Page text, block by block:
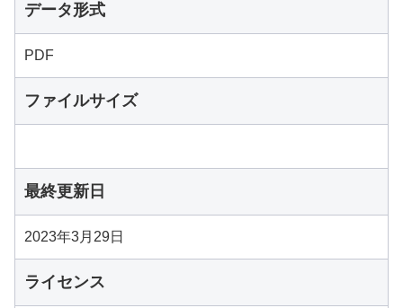
データ形式
PDF
ファイルサイズ
最終更新日
2023年3月29日
ライセンス